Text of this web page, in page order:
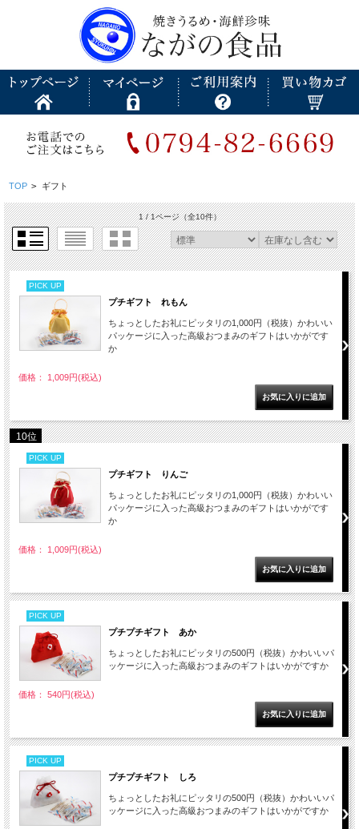
TOP > ギフト
1 / 1ページ（全10件）
PICK UP
プチギフト れもん
ちょっとしたお礼にピッタリの1,000円（税抜）かわいい
パッケージに入った高級おつまみのギフトはいかがです
か
価格： 1,009円(税込)
10位
PICK UP
プチギフト りんご
ちょっとしたお礼にピッタリの1,000円（税抜）かわいい
パッケージに入った高級おつまみのギフトはいかがです
か
価格： 1,009円(税込)
PICK UP
プチプチギフト あか
ちょっとしたお礼にピッタリの500円（税抜）かわいいパ
ッケージに入った高級おつまみのギフトはいかがですか
価格： 540円(税込)
PICK UP
プチプチギフト しろ
ちょっとしたお礼にピッタリの500円（税抜）かわいいパ
ッケージに入った高級おつまみのギフトはいかがですか